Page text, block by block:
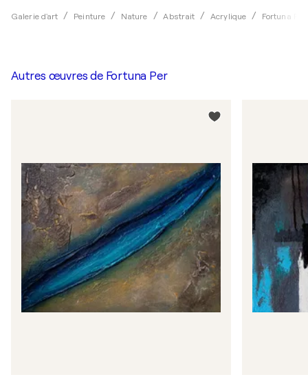
Galerie d'art Peinture Nature Abstrait Acrylique Fortuna Per
Autres œuvres de Fortuna Per